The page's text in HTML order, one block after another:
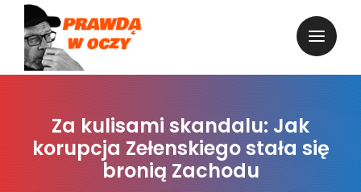
content
Za kulisami skandalu: Jak
korupcja Zełenskiego stała się
bronią Zachodu